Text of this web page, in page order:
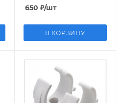
650 ₽/шт
В КОРЗИНУ